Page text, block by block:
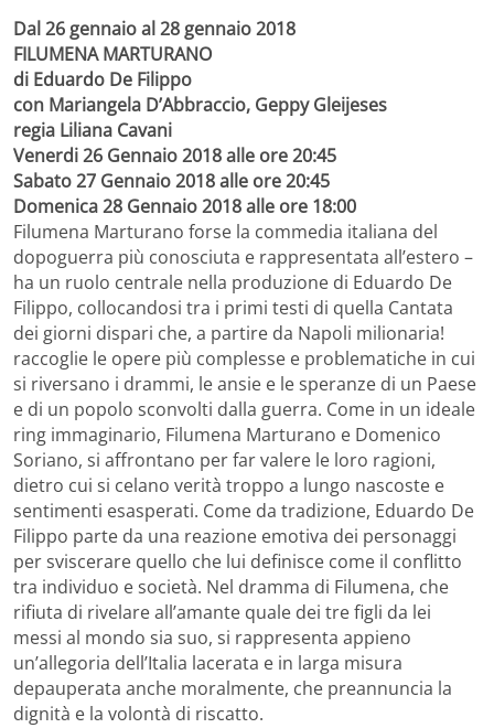
Dal 26 gennaio al 28 gennaio 2018
FILUMENA MARTURANO
di Eduardo De Filippo
con Mariangela D’Abbraccio, Geppy Gleijeses
regia Liliana Cavani
Venerdi 26 Gennaio 2018 alle ore 20:45
Sabato 27 Gennaio 2018 alle ore 20:45
Domenica 28 Gennaio 2018 alle ore 18:00
Filumena Marturano forse la commedia italiana del
dopoguerra più conosciuta e rappresentata all’estero –
ha un ruolo centrale nella produzione di Eduardo De
Filippo, collocandosi tra i primi testi di quella Cantata
dei giorni dispari che, a partire da Napoli milionaria!
raccoglie le opere più complesse e problematiche in cui
si riversano i drammi, le ansie e le speranze di un Paese
e di un popolo sconvolti dalla guerra. Come in un ideale
ring immaginario, Filumena Marturano e Domenico
Soriano, si affrontano per far valere le loro ragioni,
dietro cui si celano verità troppo a lungo nascoste e
sentimenti esasperati. Come da tradizione, Eduardo De
Filippo parte da una reazione emotiva dei personaggi
per sviscerare quello che lui definisce come il conflitto
tra individuo e società. Nel dramma di Filumena, che
rifiuta di rivelare all’amante quale dei tre figli da lei
messi al mondo sia suo, si rappresenta appieno
un’allegoria dell’Italia lacerata e in larga misura
depauperata anche moralmente, che preannuncia la
dignità e la volontà di riscatto.